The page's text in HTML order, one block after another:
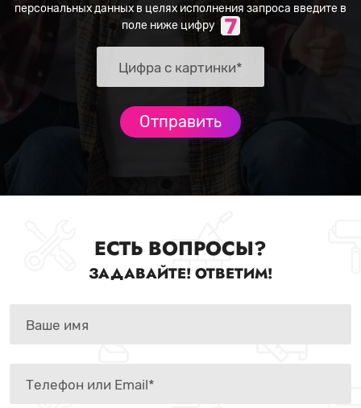
персональных данных в целях исполнения запроса введите в
поле ниже цифру
ЕСТЬ ВОПРОСЫ?
ЗАДАВАЙТЕ! ОТВЕТИМ!